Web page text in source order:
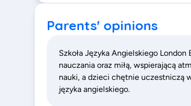
Parents' opinions
Szkoła Języka Angielskiego
nauczania oraz miłą, wspierającą
nauki, a dzieci chętnie uczestniczą
języka angielskiego.